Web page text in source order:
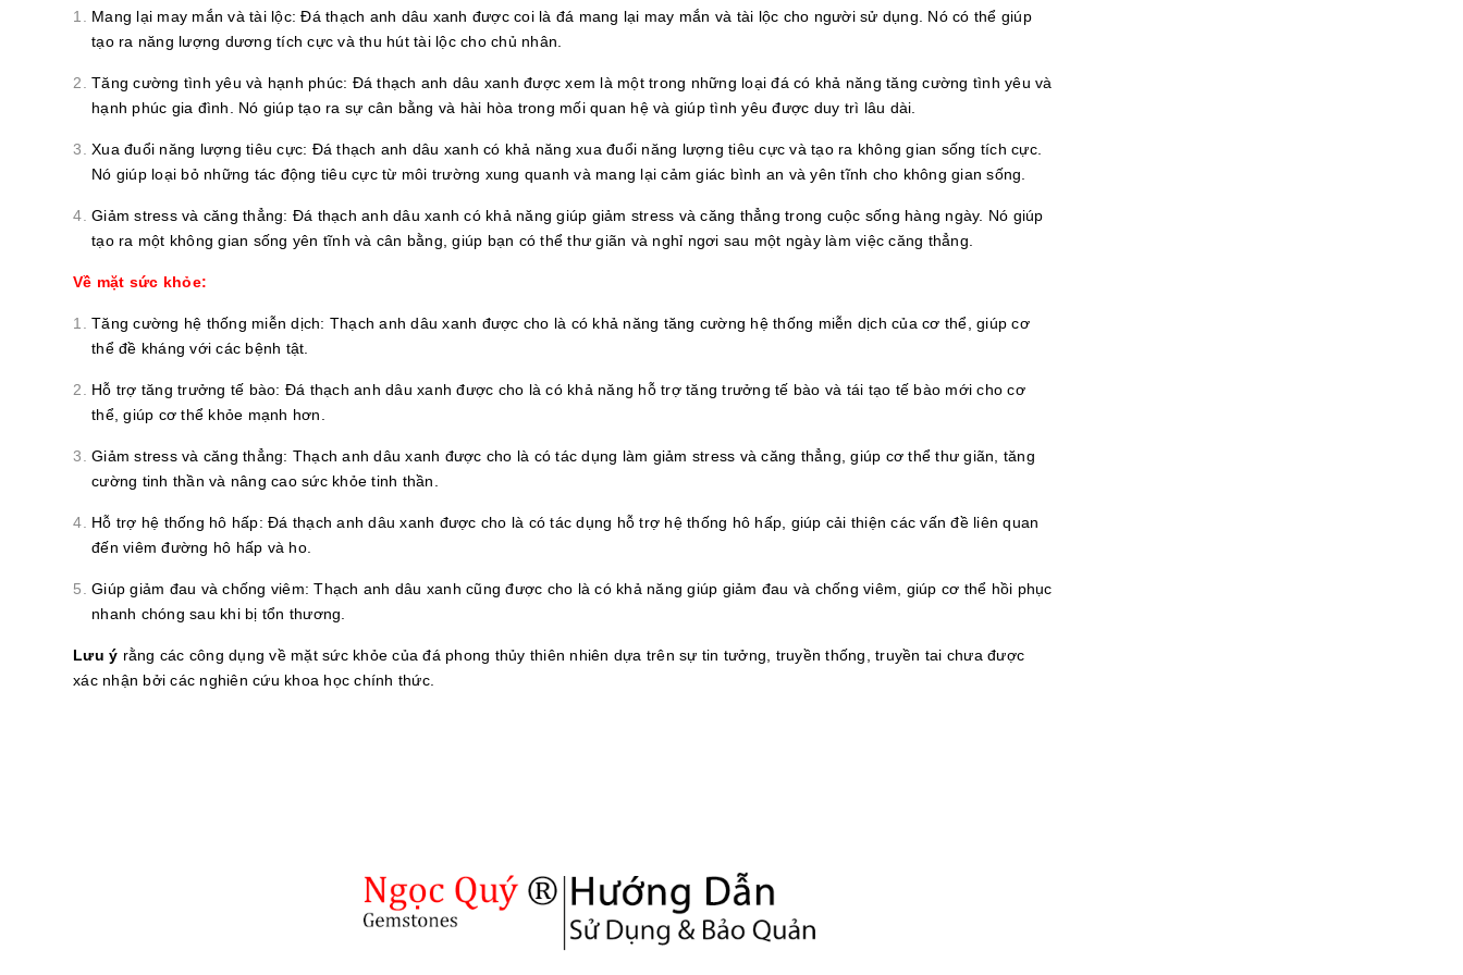
Mang lại may mắn và tài lộc: Đá thạch anh dâu xanh được coi là đá mang lại may mắn và tài lộc cho người sử dụng. Nó có thể giúp
tạo ra năng lượng dương tích cực và thu hút tài lộc cho chủ nhân.
Tăng cường tình yêu và hạnh phúc: Đá thạch anh dâu xanh được xem là một trong những loại đá có khả năng tăng cường tình yêu và
hạnh phúc gia đình. Nó giúp tạo ra sự cân bằng và hài hòa trong mối quan hệ và giúp tình yêu được duy trì lâu dài.
Xua đuổi năng lượng tiêu cực: Đá thạch anh dâu xanh có khả năng xua đuổi năng lượng tiêu cực và tạo ra không gian sống tích cực.
Nó giúp loại bỏ những tác động tiêu cực từ môi trường xung quanh và mang lại cảm giác bình an và yên tĩnh cho không gian sống.
Giảm stress và căng thẳng: Đá thạch anh dâu xanh có khả năng giúp giảm stress và căng thẳng trong cuộc sống hàng ngày. Nó giúp
tạo ra một không gian sống yên tĩnh và cân bằng, giúp bạn có thể thư giãn và nghỉ ngơi sau một ngày làm việc căng thẳng.
Về mặt sức khỏe:
Tăng cường hệ thống miễn dịch: Thạch anh dâu xanh được cho là có khả năng tăng cường hệ thống miễn dịch của cơ thể, giúp cơ
thể đề kháng với các bệnh tật.
Hỗ trợ tăng trưởng tế bào: Đá thạch anh dâu xanh được cho là có khả năng hỗ trợ tăng trưởng tế bào và tái tạo tế bào mới cho cơ
thể, giúp cơ thể khỏe mạnh hơn.
Giảm stress và căng thẳng: Thạch anh dâu xanh được cho là có tác dụng làm giảm stress và căng thẳng, giúp cơ thể thư giãn, tăng
cường tinh thần và nâng cao sức khỏe tinh thần.
Hỗ trợ hệ thống hô hấp: Đá thạch anh dâu xanh được cho là có tác dụng hỗ trợ hệ thống hô hấp, giúp cải thiện các vấn đề liên quan
đến viêm đường hô hấp và ho.
Giúp giảm đau và chống viêm: Thạch anh dâu xanh cũng được cho là có khả năng giúp giảm đau và chống viêm, giúp cơ thể hồi phục
nhanh chóng sau khi bị tổn thương.
Lưu ý rằng các công dụng về mặt sức khỏe của đá phong thủy thiên nhiên dựa trên sự tin tưởng, truyền thống, truyền tai chưa được
xác nhận bởi các nghiên cứu khoa học chính thức.